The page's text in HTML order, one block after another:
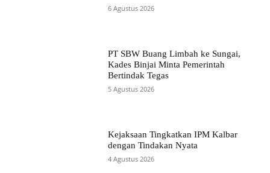
6 Agustus 2026
PT SBW Buang Limbah ke Sungai,
Kades Binjai Minta Pemerintah
Bertindak Tegas
5 Agustus 2026
Kejaksaan Tingkatkan IPM Kalbar
dengan Tindakan Nyata
4 Agustus 2026